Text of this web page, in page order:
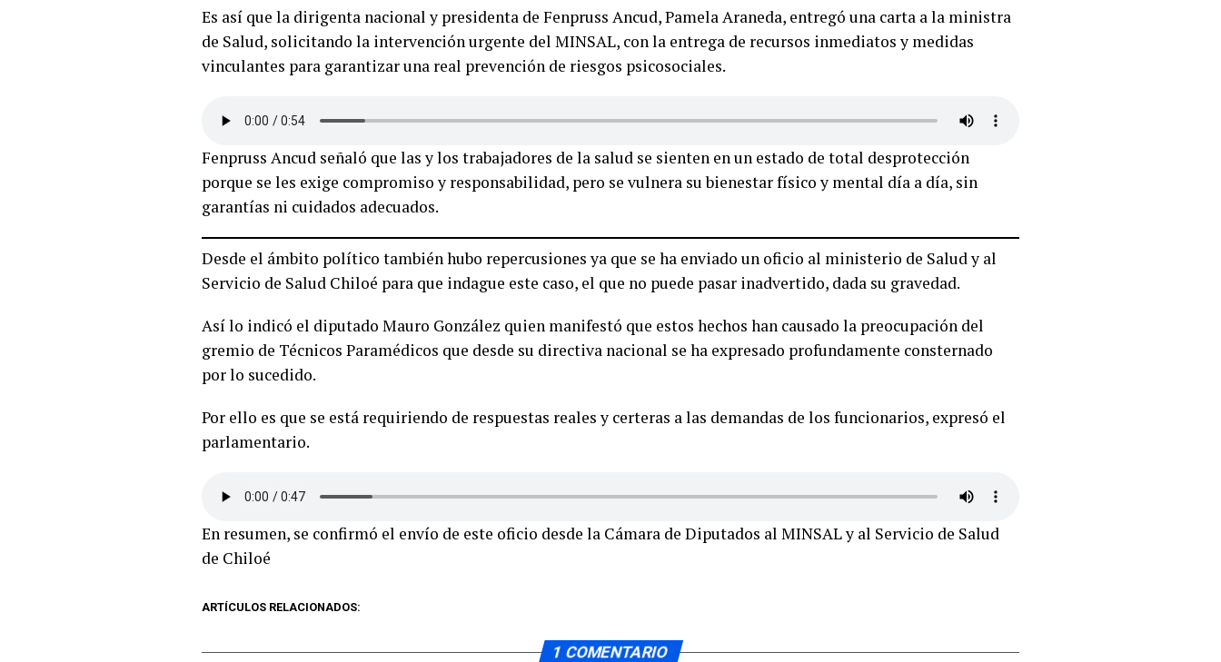
Es así que la dirigenta nacional y presidenta de Fenpruss Ancud, Pamela Araneda, entregó una carta a la ministra
de Salud, solicitando la intervención urgente del MINSAL, con la entrega de recursos inmediatos y medidas
vinculantes para garantizar una real prevención de riesgos psicosociales.
Fenpruss Ancud señaló que las y los trabajadores de la salud se sienten en un estado de total desprotección
porque se les exige compromiso y responsabilidad, pero se vulnera su bienestar físico y mental día a día, sin
garantías ni cuidados adecuados.
Desde el ámbito político también hubo repercusiones ya que se ha enviado un oficio al ministerio de Salud y al
Servicio de Salud Chiloé para que indague este caso, el que no puede pasar inadvertido, dada su gravedad.
Así lo indicó el diputado Mauro González quien manifestó que estos hechos han causado la preocupación del
gremio de Técnicos Paramédicos que desde su directiva nacional se ha expresado profundamente consternado
por lo sucedido.
Por ello es que se está requiriendo de respuestas reales y certeras a las demandas de los funcionarios, expresó el
parlamentario.
En resumen, se confirmó el envío de este oficio desde la Cámara de Diputados al MINSAL y al Servicio de Salud
de Chiloé
ARTÍCULOS RELACIONADOS:
1 COMENTARIO